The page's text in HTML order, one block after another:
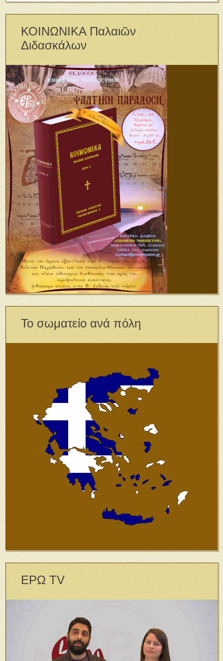
ΚΟΙΝΩΝΙΚΑ Παλαιῶν
Διδασκάλων
Το σωματείο ανά πόλη
ΕΡΩ TV